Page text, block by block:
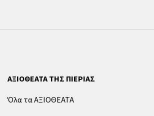
ΑΞΙΟΘΕΑΤΑ ΤΗΣ ΠΙΕΡΙΑΣ
Όλα τα ΑΞΙΟΘΕΑΤΑ